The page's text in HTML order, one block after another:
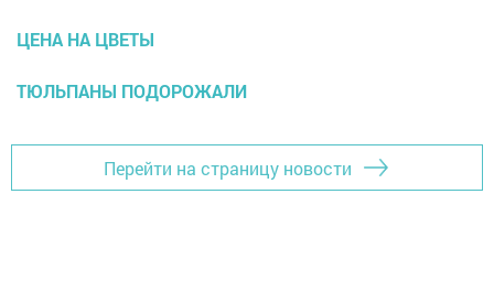
ЦЕНА НА ЦВЕТЫ
ТЮЛЬПАНЫ ПОДОРОЖАЛИ
Перейти на страницу новости